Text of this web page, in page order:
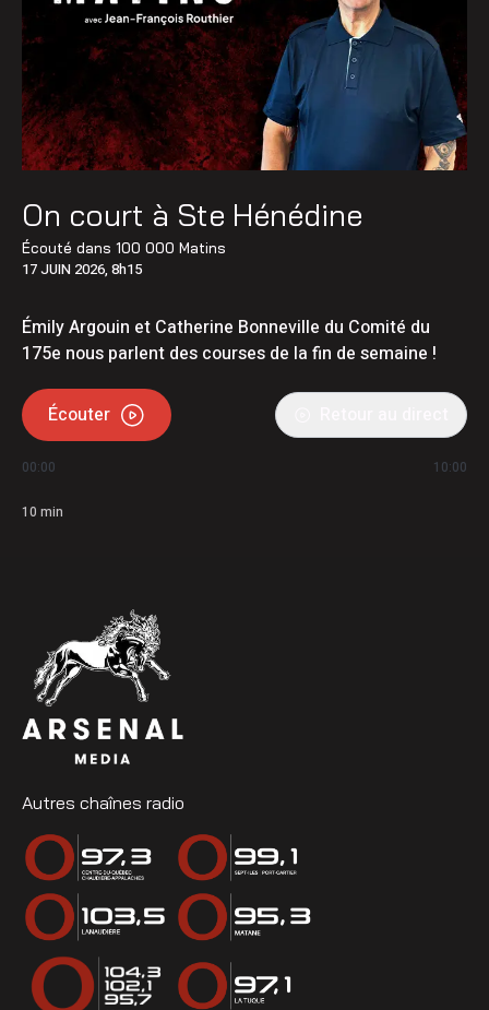
On court à Ste Hénédine
Écouté dans 100 000 Matins
17 JUIN 2026, 8h15
Émily Argouin et Catherine Bonneville du Comité du
175e nous parlent des courses de la fin de semaine !
Écouter
00:00 10:00
10 min
Autres chaînes radio